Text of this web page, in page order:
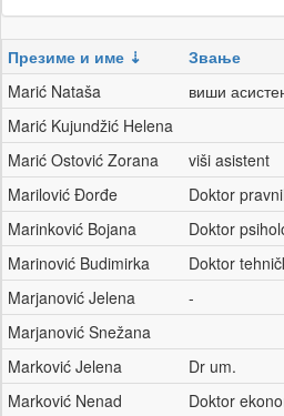
Презиме и име
Звање
Marić Nataša
виши
Marić Kujundžić Helena
Marić Ostović Zorana
viši asistent
Marilović Đorđe
Doktor
Marinković Bojana
Doktor
Marinović Budimirka
Doktor
Marjanović Jelena
-
Marjanović Snežana
Marković Jelena
Dr um.
Marković Nenad
Doktor